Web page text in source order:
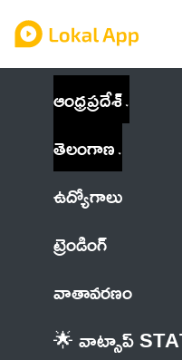
ఆంధ్రప్రదేశ్
తెలంగాణ
ఉద్యోగాలు
ట్రెండింగ్
వాతావరణం
🌟 వాట్సాప్